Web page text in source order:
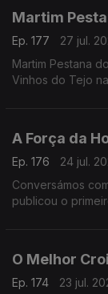
referência
apresentação
Martim
Ep. 177
27 jul.
Martim Pestana
Vinhos do Tejo
A Força da
Ep. 176
24 jul.
Conversámos
publicou o
O Melhor
Ep. 174
23 jul.